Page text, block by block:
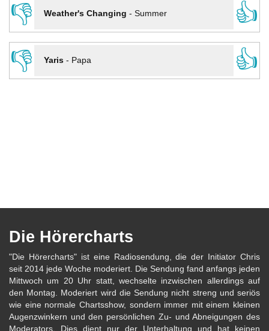
👎
Weather's Changing - Summer
👍
👎
Yaris- Papa 👍
Die Hörercharts
"Die Hörercharts" ist eine Radiosendung, die der Initiator Chris
seit 2014 jede Woche moderiert. Die Sendung fand anfangs jeden
Mittwoch um 20 Uhr statt, wechselte inzwischen allerdings auf
den Montag. Moderiert wird die Sendung nicht streng und seriös
wie eine normale Chartsshow, sondern immer mit einem kleinen
Augenzwinkern und den persönlichen Zu- und Abneigungen des
Moderators. Dies dient nur der Unterhaltung und hat keinen